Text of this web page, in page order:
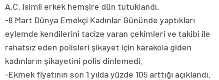
A.C. isimli erkek hemşire dün tutuklandı.
-8 Mart Dünya Emekçi Kadınlar Gününde yaptıkları
eylemde kendilerini tacize varan çekimleri ve takibi ile
rahatsız eden polisleri şikayet için karakola giden
kadınların şikayetini polis dinlemedi.
-Ekmek fiyatının son 1 yılda yüzde 105 arttığı açıklandı.